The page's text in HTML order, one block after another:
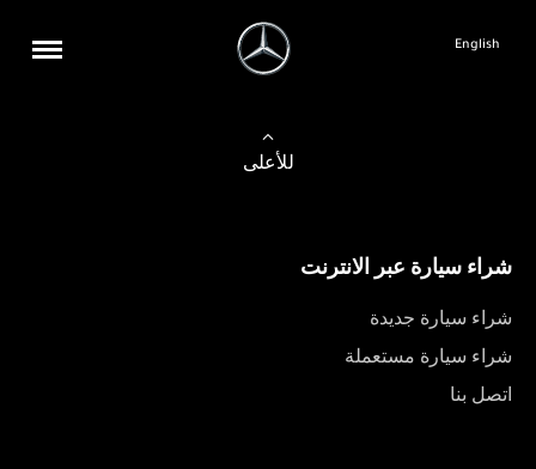
English
للأعلى
شراء سيارة عبر الانترنت
شراء سيارة جديدة
شراء سيارة مستعملة
اتصل بنا